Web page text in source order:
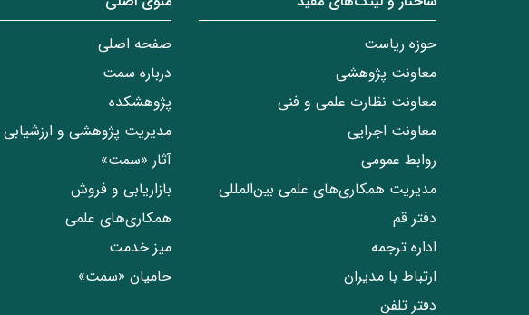
حوزه ریاست
معاونت پژوهشی
معاونت نظارت علمی و فنی
معاونت اجرایی
روابط عمومی
مدیریت همکاری‌های علمی بین‌المللی
دفتر قم
اداره ترجمه
ارتباط با مدیران
دفتر تلفن
صفحه اصلی
درباره سمت
پژوهشکده
مدیریت پژوهشی و ارزشیابی
آثار «سمت»
بازاریابی و فروش
همکاری‌های علمی
میز خدمت
حامیان «سمت»